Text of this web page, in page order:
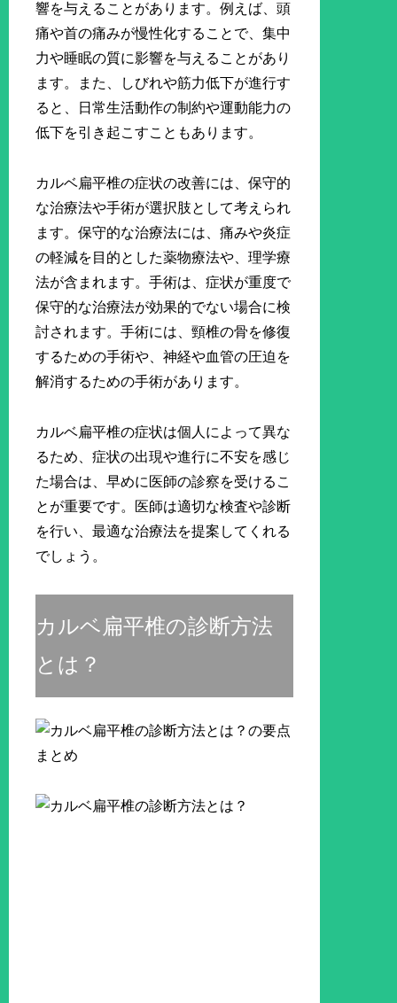
響を与えることがあります。例えば、頭
痛や首の痛みが慢性化することで、集中
力や睡眠の質に影響を与えることがあり
ます。また、しびれや筋力低下が進行す
ると、日常生活動作の制約や運動能力の
低下を引き起こすこともあります。
カルベ扁平椎の症状の改善には、保守的
な治療法や手術が選択肢として考えられ
ます。保守的な治療法には、痛みや炎症
の軽減を目的とした薬物療法や、理学療
法が含まれます。手術は、症状が重度で
保守的な治療法が効果的でない場合に検
討されます。手術には、頸椎の骨を修復
するための手術や、神経や血管の圧迫を
解消するための手術があります。
カルベ扁平椎の症状は個人によって異な
るため、症状の出現や進行に不安を感じ
た場合は、早めに医師の診察を受けるこ
とが重要です。医師は適切な検査や診断
を行い、最適な治療法を提案してくれる
でしょう。
カルベ扁平椎の診断方法
とは？